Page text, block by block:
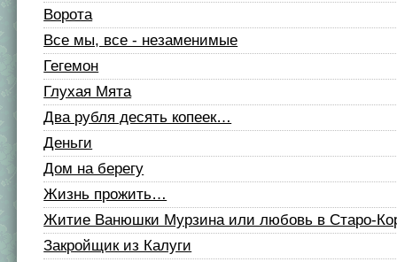
Ворота
Все мы, все - незаменимые
Гегемон
Глухая Мята
Два рубля десять копеек…
Деньги
Дом на берегу
Жизнь прожить…
Житие Ванюшки Мурзина или любовь в Старо-
Закройщик из Калуги